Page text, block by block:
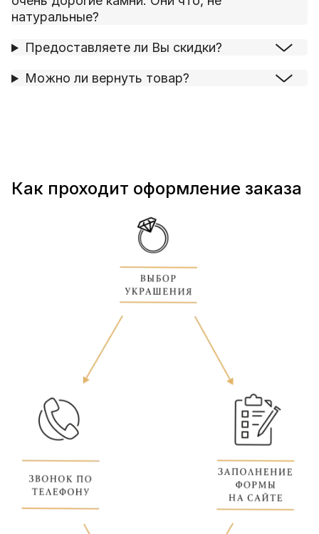
натуральные?
Предоставляете ли Вы скидки?
Можно ли вернуть товар?
Как проходит оформление заказа